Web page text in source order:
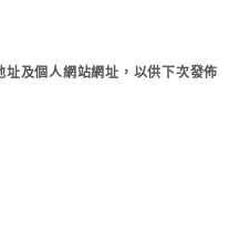
及個人網站網址，以供下次發佈